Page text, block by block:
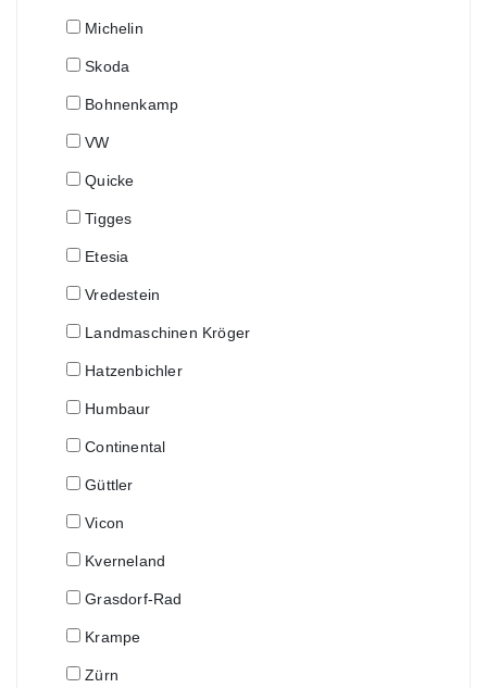
Michelin
Skoda
Bohnenkamp
VW
Quicke
Tigges
Etesia
Vredestein
Landmaschinen Kröger
Hatzenbichler
Humbaur
Continental
Güttler
Vicon
Kverneland
Grasdorf-Rad
Krampe
Zürn